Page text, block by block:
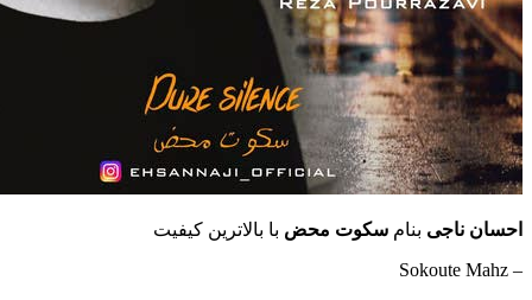
بنامسکوت محض با بالاترین کیفیت